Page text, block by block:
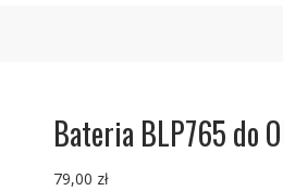
Bateria BLP765 do
79,00 zł